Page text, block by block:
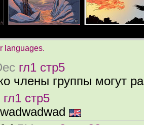
languages.
гл1 стр5
члены группы могут
гл1 стр5